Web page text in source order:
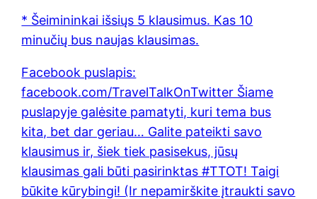
* Šeimininkai išsiųs 5 klausimus. Kas 10
minučių bus naujas klausimas.
Facebook puslapis:
facebook.com/TravelTalkOnTwitter Šiame
puslapyje galėsite pamatyti, kuri tema bus
kita, bet dar geriau… Galite pateikti savo
klausimus ir, šiek tiek pasisekus, jūsų
klausimas gali būti pasirinktas #TTOT! Taigi
būkite kūrybingi! (Ir nepamirškite įtraukti savo